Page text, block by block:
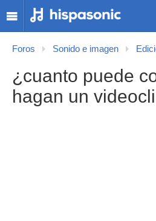
Foros Sonido e imagen
¿cuanto puede
hagan un